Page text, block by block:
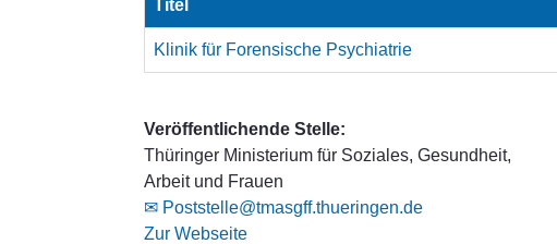
Titel
Klinik für Forensische Psychiatrie
Veröffentlichende Stelle:
Thüringer Ministerium für Soziales, Gesundheit,
Arbeit und Frauen
✉ Poststelle@tmasgff.thueringen.de
Zur Webseite